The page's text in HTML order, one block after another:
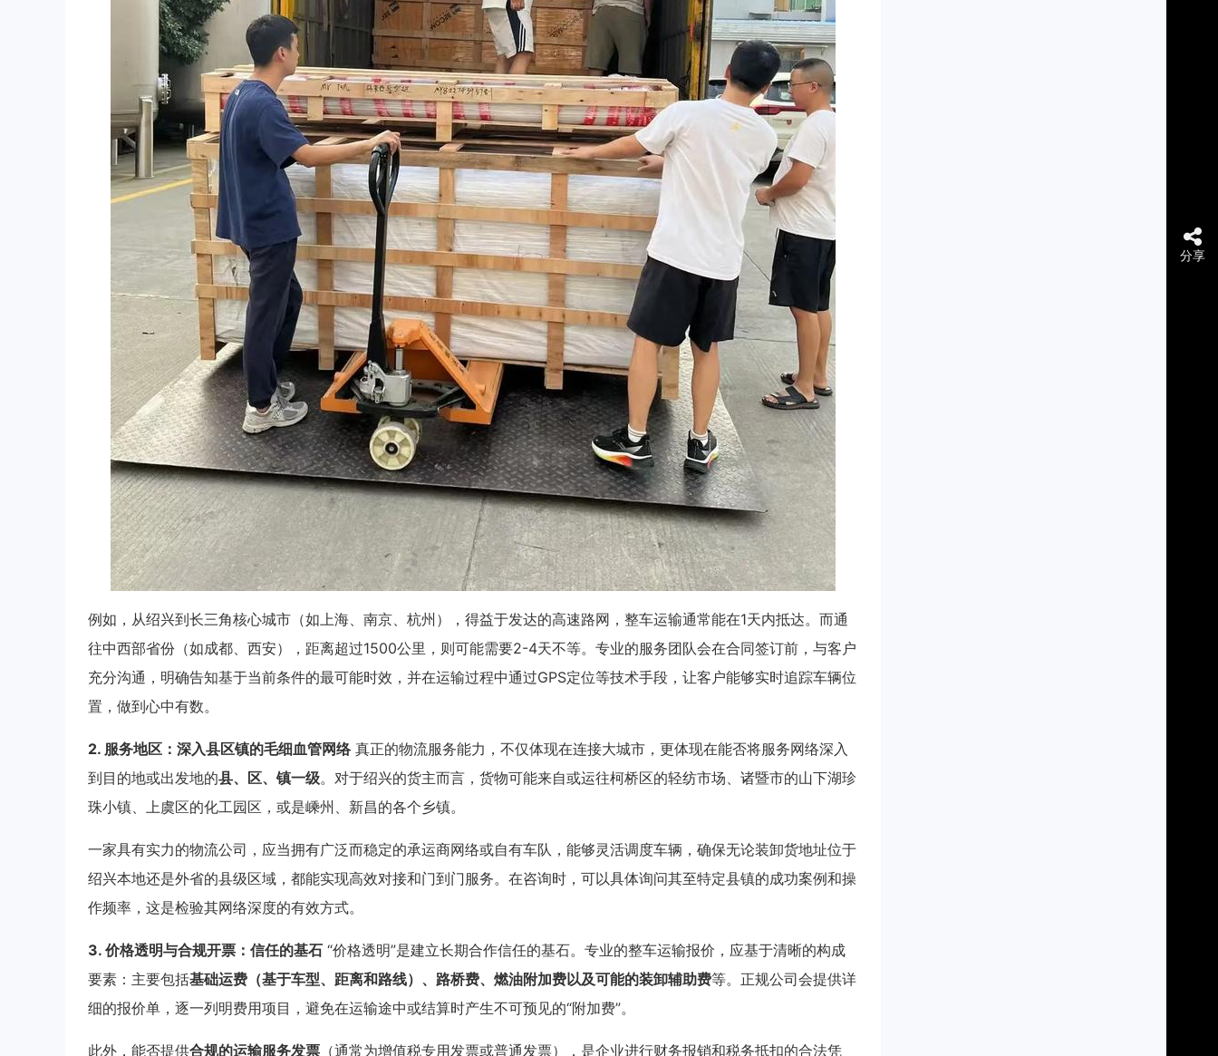
例如，从绍兴到长三角核心城市（如上海、南京、杭州），得益于发达的高速路网，整车运输通常能在1天内抵达。而通
往中西部省份（如成都、西安），距离超过1500公里，则可能需要2-4天不等。专业的服务团队会在合同签订前，与客户
充分沟通，明确告知基于当前条件的最可能时效，并在运输过程中通过GPS定位等技术手段，让客户能够实时追踪车辆位
置，做到心中有数。
2. 服务地区：深入县区镇的毛细血管网络真正的物流服务能力，不仅体现在连接大城市，更体现在能否将服务网络深入
到目的地或出发地的县、区、镇一级。对于绍兴的货主而言，货物可能来自或运往柯桥区的轻纺市场、诸暨市的山下湖珍
珠小镇、上虞区的化工园区，或是嵊州、新昌的各个乡镇。
一家具有实力的物流公司，应当拥有广泛而稳定的承运商网络或自有车队，能够灵活调度车辆，确保无论装卸货地址位于
绍兴本地还是外省的县级区域，都能实现高效对接和门到门服务。在咨询时，可以具体询问其至特定县镇的成功案例和操
作频率，这是检验其网络深度的有效方式。
3. 价格透明与合规开票：信任的基石 “价格透明”是建立长期合作信任的基石。专业的整车运输报价，应基于清晰的构成
要素：主要包括基础运费（基于车型、距离和路线）、路桥费、燃油附加费以及可能的装卸辅助费等。正规公司会提供详
细的报价单，逐一列明费用项目，避免在运输途中或结算时产生不可预见的“附加费”。
此外，能否提供合规的运输服务发票 （通常为增值税专用发票或普通发票），是企业进行财务报销和税务抵扣的合法凭
分享